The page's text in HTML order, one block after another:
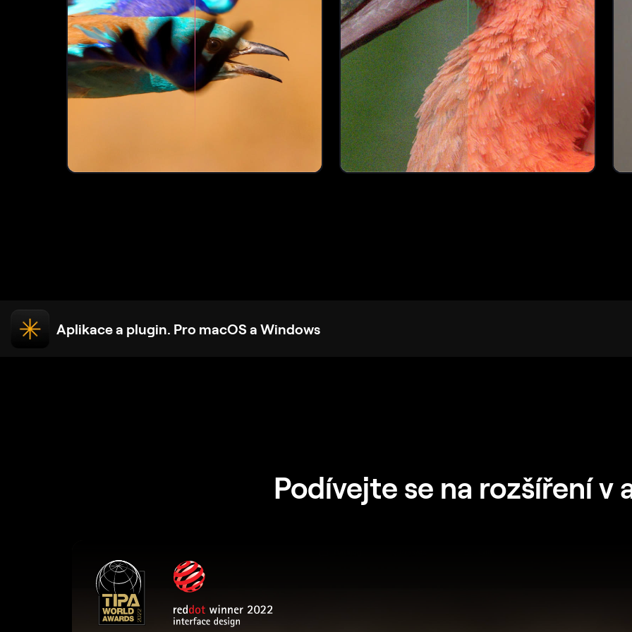
Aplikace a plugin. Pro macOS a Windows
Podívejte se na rozšíření v